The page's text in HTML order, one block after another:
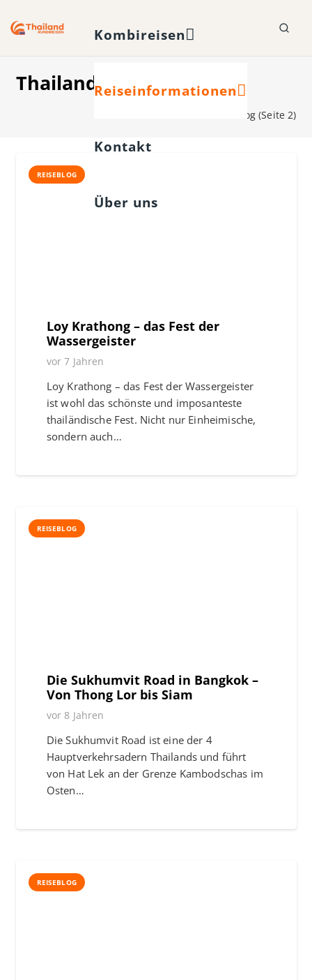
Kombireisen
Reiseinformationen
Kontakt
Über uns
Thailand Reiseblog
Thailand Reiseblog (Seite 2)
REISEBLOG
Loy Krathong – das Fest der
Wassergeister
vor 7 Jahren
Loy Krathong – das Fest der Wassergeister
ist wohl das schönste und imposanteste
thailändische Fest. Nicht nur Einheimische,
sondern auch…
REISEBLOG
Die Sukhumvit Road in Bangkok –
Von Thong Lor bis Siam
vor 8 Jahren
Die Sukhumvit Road ist eine der 4
Hauptverkehrsadern Thailands und führt
von Hat Lek an der Grenze Kambodschas im
Osten…
REISEBLOG